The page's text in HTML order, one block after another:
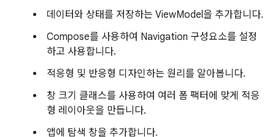
데이터와 상태를 저장하는 ViewModel을 추가합니다.
Compose를 사용하여 Navigation 구성요소를 설정
하고 사용합니다.
적응형 및 반응형 디자인하는 원리를 알아봅니다.
창 크기 클래스를 사용하여 여러 폼 팩터에 맞게 적응
형 레이아웃을 만듭니다.
앱에 탐색 창을 추가합니다.